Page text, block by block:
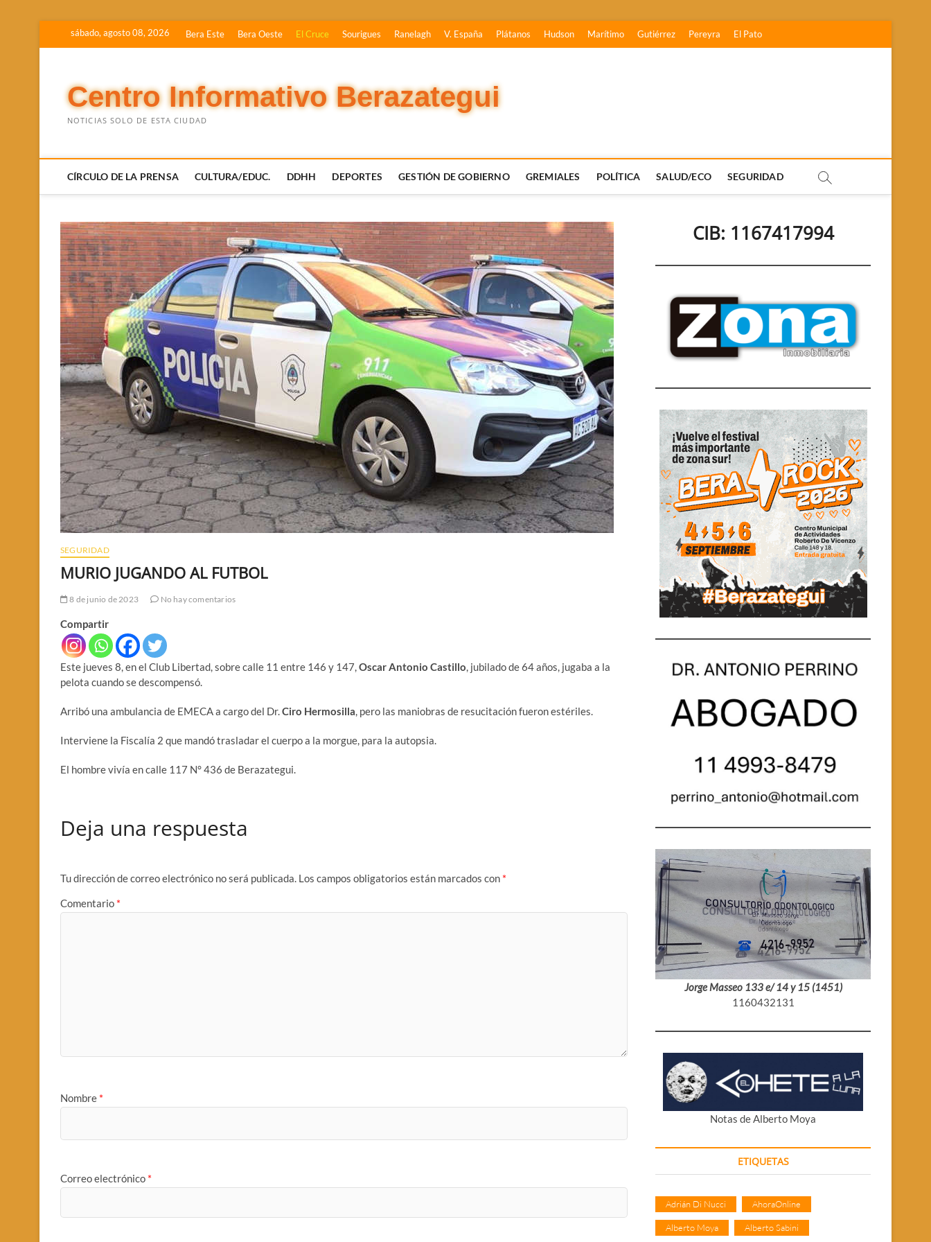
sábado, agosto 08, 2026 Bera Este Bera Oeste El Cruce Sourigues Ranelagh V. España Plátanos Hudson Marítimo Gutiérrez Pereyra El Pato
Centro Informativo Berazategui
NOTICIAS SOLO DE ESTA CIUDAD
CÍRCULO DE LA PRENSA CULTURA/EDUC. DDHH DEPORTES GESTIÓN DE GOBIERNO GREMIALES POLÍTICA SALUD/ECO SEGURIDAD
SEGURIDAD
MURIO JUGANDO AL FUTBOL
8 de junio de 2023 No hay comentarios
Compartir
Este jueves 8, en el Club Libertad, sobre calle 11 entre 146 y 147,Oscar Antonio Castillo, jubilado de 64 años, jugaba a la
pelota cuando se descompensó.
Arribó una ambulancia de EMECA a cargo del Dr.Ciro Hermosilla, pero las maniobras de resucitación fueron estériles.
Interviene la Fiscalía 2 que mandó trasladar el cuerpo a la morgue, para la autopsia.
El hombre vivía en calle 117 N° 436 de Berazategui.
Deja una respuesta
Tu dirección de correo electrónico no será publicada. Los campos obligatorios están marcados con *
Comentario *
Nombre *
Correo electrónico *
CIB: 1167417994
Jorge Masseo 133 e/ 14 y 15 (1451)
1160432131
Notas de Alberto Moya
ETIQUETAS
Adrián Di Nucci AhoraOnline
Alberto Moya Alberto Sabini